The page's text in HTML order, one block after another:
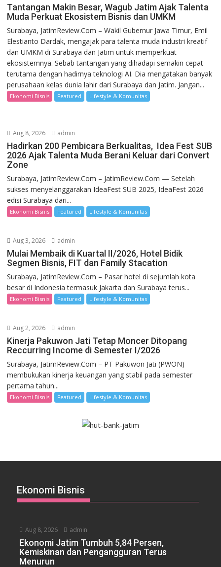
Tantangan Makin Besar, Wagub Jatim Ajak Talenta
Muda Perkuat Ekosistem Bisnis dan UMKM
Surabaya, JatimReview.Com – Wakil Gubernur Jawa Timur, Emil
Elestianto Dardak, mengajak para talenta muda industri kreatif
dan UMKM di Surabaya dan Jatim untuk memperkuat
ekosistemnya. Sebab tantangan yang dihadapi semakin cepat
terutama dengan hadirnya teknologi AI. Dia mengatakan banyak
perusahaan kelas dunia lahir dari Surabaya dan Jatim. Jangan...
Ekonomi Bisnis Featured Lifestyle & Komunitas
Aug 8, 2026 admin
Hadirkan 200 Pembicara Berkualitas, Idea Fest SUB
2026 Ajak Talenta Muda Berani Keluar dari Convert
Zone
Surabaya, JatimReview.Com – JatimReview.Com — Setelah
sukses menyelanggarakan IdeaFest SUB 2025, IdeaFest 2026
edisi Surabaya dari...
Ekonomi Bisnis Featured Lifestyle & Komunitas
Aug 3, 2026 admin
Mulai Membaik di Kuartal II/2026, Hotel Bidik
Segmen Bisnis, FIT dan Family Stacation
Surabaya, JatimReview.Com – Pasar hotel di sejumlah kota
besar di Indonesia termasuk Jakarta dan Surabaya terus...
Ekonomi Bisnis Featured Lifestyle & Komunitas
Aug 2, 2026 admin
Kinerja Pakuwon Jati Tetap Moncer Ditopang
Reccurring Income di Semester I/2026
Surabaya, JatimReview.Com – PT Pakuwon Jati (PWON)
membukukan kinerja keuangan yang stabil pada semester
pertama tahun...
Ekonomi Bisnis Featured Lifestyle & Komunitas
Ekonomi Bisnis
Aug 8, 2026 admin
Ekonomi Jatim Tumbuh 5,84 Persen,
Kemiskinan dan Pengangguran Terus
Menurun